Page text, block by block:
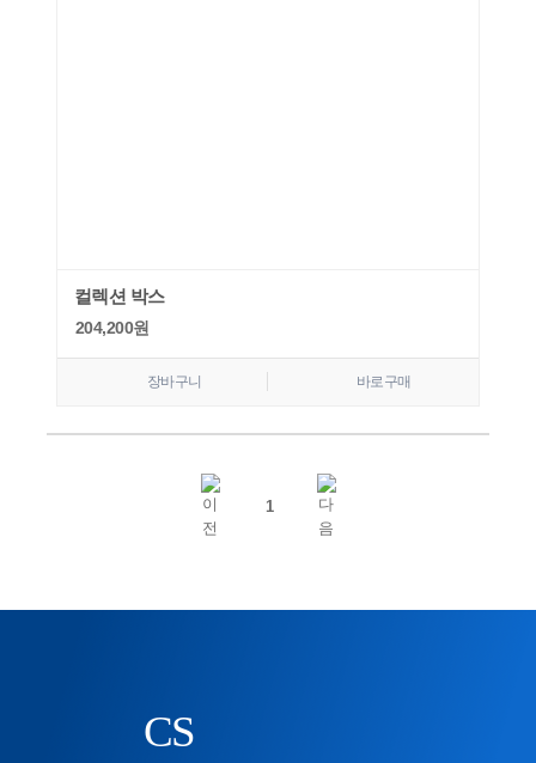
컬렉션 박스
204,200원
장바구니 바로구매
1
CS